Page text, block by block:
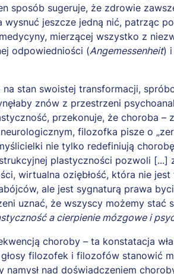
sposób sugeruje, że zdrowie
wysnuć jeszcze jedną nić, patrząc
mierzącej wszystko z
odpowiedniości (Angemessenheit) i
stan swoistej transformacji,
znów z przestrzeni
przekonuje, że choroba –
filozofka pisze o
nie tylko redefiniują
plastyczności pozwoli
wirtualna oziębłość, która nie
ale jest sygnaturą prawa
uznać, że wszyscy możemy
a cierpienie mózgowe i
choroby – ta konstatacja
filozofek i filozofów stanowić
namysł nad doświadczeniem